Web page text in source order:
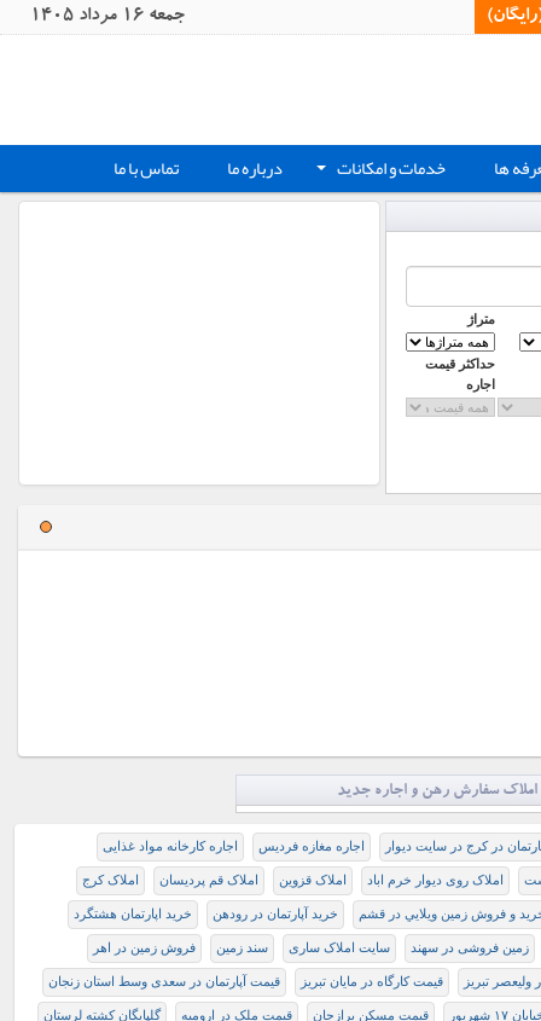
جمعه 16 مرداد 1405
ها + خدمات و امکانات درباره ما تماس با ما
متراژ
حداکثر قیمت
اجاره
املاک سفارش رهن و اجاره جدید
در کرج در سایت دیوار اجاره مغازه فردیس اجاره کارخانه مواد غذایی
املاک روی دیوار خرم اباد املاک قزوین املاک قم پردیسان املاک کرج
و فروش زمين ويلايي در قشم خرید آپارتمان در رودهن خرید اپارتمان هشتگرد
زمین فروشی در سهند سایت املاک ساری سند زمین فروش زمین در اهر
وليعصر تبريز قيمت كارگاه در مايان تبريز قیمت آپارتمان در سعدی وسط استان زنجان
قیمت مسکن برازجان قیمت ملک در ارومیه گلپایگان کشته لرستان